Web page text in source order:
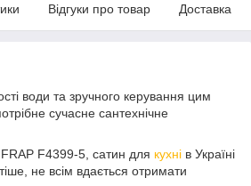
Відгуки про товар Доставка
води та зручного керування цим
сучасне сантехнічне
FRAP F4399-5, сатин для кухні в Україні
не всім вдається отримати